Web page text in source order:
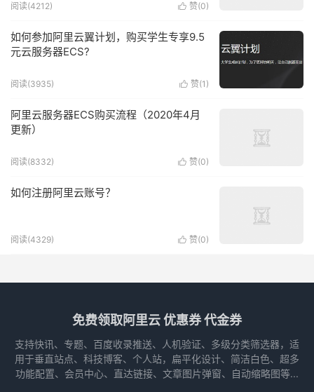
 赞(0)
阅读(4212)
如何参加阿里云翼计划，购买学生专享9.5
元云服务器ECS?
 赞(1 )
阅读(3935)
阿里云服务器ECS购买流程（2020年4月
更新）
 赞(0)
阅读(8332)
如何注册阿里云账号？
 赞(0)
阅读(4329)
免费领取阿里云 优惠券 代金券
支持快讯、专题、百度收录推送、人机验证、多级分类筛选器，适
用于垂直站点、科技博客、个人站，扁平化设计、简洁白色、超多
功能配置、会员中心、直达链接、文章图片弹窗、自动缩略图等...